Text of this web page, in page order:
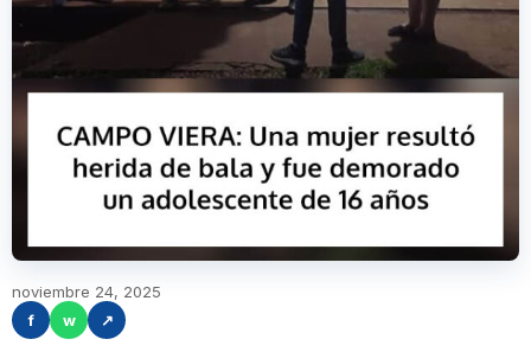
noviembre 24, 2025
f
w ↗